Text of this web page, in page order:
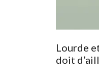
Lourde
doit